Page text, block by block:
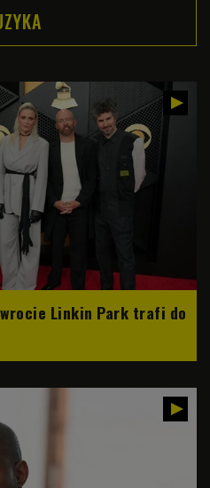
Linkin Park trafi do